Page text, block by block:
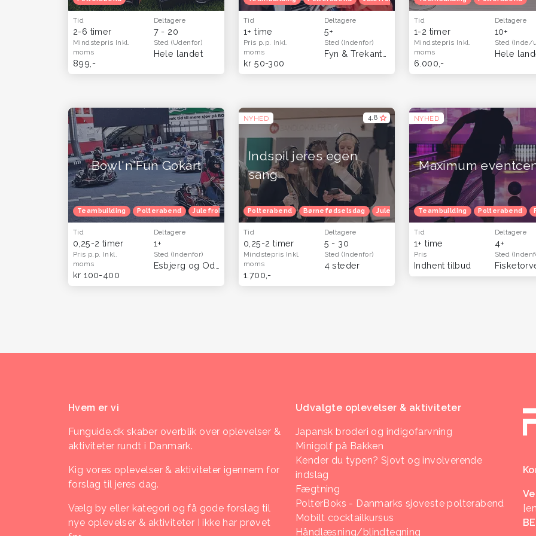
Tid
2-6 timer
Deltagere
7 - 20
Mindstepris Inkl.
moms
899,-
Sted (Udenfor)
Hele landet
Tid
1+ time
Deltagere
5+
Pris p.p. Inkl.
moms
kr 50-300
Sted (Indenfor)
Tid
1-2 timer
Deltagere
10+
Mindstepris Inkl.
moms
6.000,-
Sted (Inde/
Hele
Bowl'n'Fun Gokart
Teambuilding Polterabend Julefrokost Herretur Efterårferie
Tid
0,25-2 timer
Deltagere
1+
Pris p.p. Inkl.
moms
kr 100-400
Sted (Indenfor)
4,8
NYHED
Indspil jeres egen
sang
Polterabend Børnefødselsdag Julefrokost Herretur Venindetur
Tid
0,25-2 timer
Deltagere
5 - 30
Mindstepris Inkl.
moms
1.700,-
Sted (Indenfor)
4 steder
NYHED
Maximum
Teambuilding Polterabend
Tid
1+ time
Deltagere
4+
Pris
Indhent tilbud
Sted
Hvem er vi
Funguide.dk skaber overblik over oplevelser &
aktiviteter rundt i Danmark.
Kig vores oplevelser & aktiviteter igennem for
forslag til jeres dag.
Vælg by eller kategori og få gode forslag til
nye oplevelser & aktiviteter I ikke har prøvet
Udvalgte oplevelser & aktiviteter
Japansk broderi og indigofarvning
Minigolf på Bakken
Kender du typen? Sjovt og involverende
indslag
Fægtning
PolterBoks - Danmarks sjoveste polterabend
Mobilt cocktailkursus
Håndlæsning/blindtegning